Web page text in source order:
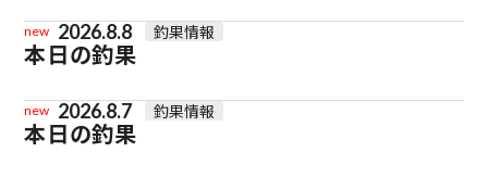
new 2026.8.8 釣果情報
本日の釣果
new 2026.8.7 釣果情報
本日の釣果